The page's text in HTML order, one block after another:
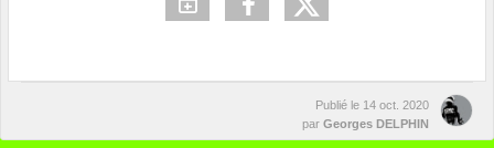
Publié le 14 oct. 2020
par Georges DELPHIN